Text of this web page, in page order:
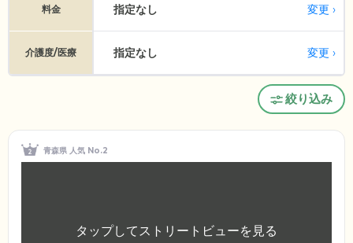
料金 指定なし 変更
介護度/医療 指定なし 変更
絞り込み
青森県 人気 No.2